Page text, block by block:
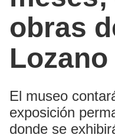
obras
Lozano
El museo
exposición
donde se